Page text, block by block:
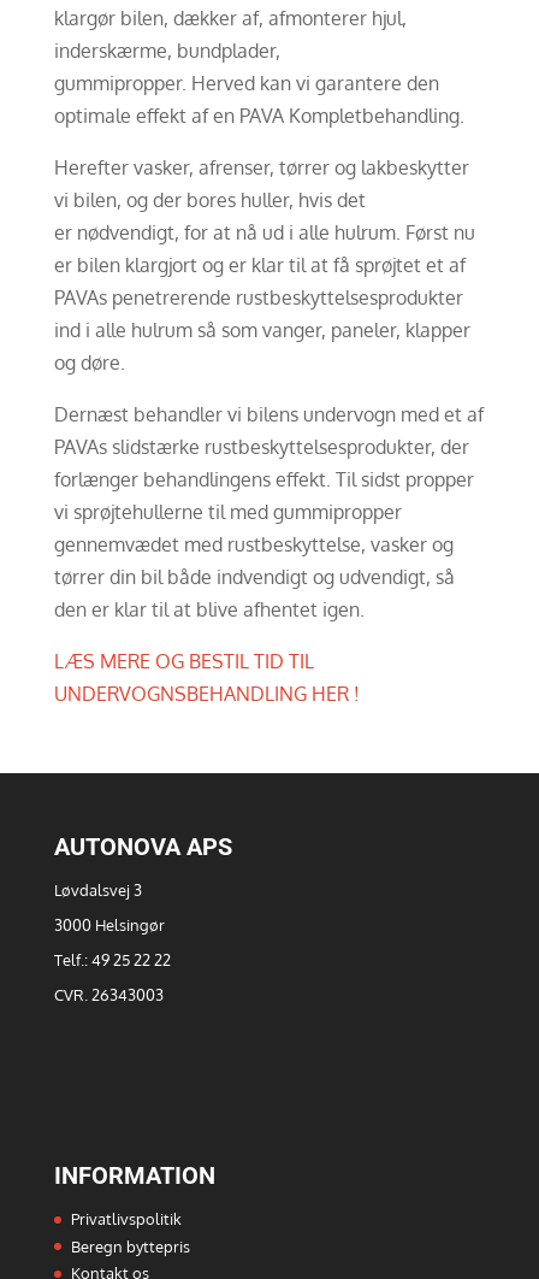
klargør bilen, dækker af, afmonterer hjul,
inderskærme, bundplader,
gummipropper. Herved kan vi garantere den
optimale effekt af en PAVA Kompletbehandling.
Herefter vasker, afrenser, tørrer og lakbeskytter
vi bilen, og der bores huller, hvis det
er nødvendigt, for at nå ud i alle hulrum. Først nu
er bilen klargjort og er klar til at få sprøjtet et af
PAVAs penetrerende rustbeskyttelsesprodukter
ind i alle hulrum så som vanger, paneler, klapper
og døre.
Dernæst behandler vi bilens undervogn med et af
PAVAs slidstærke rustbeskyttelsesprodukter, der
forlænger behandlingens effekt. Til sidst propper
vi sprøjtehullerne til med gummipropper
gennemvædet med rustbeskyttelse, vasker og
tørrer din bil både indvendigt og udvendigt, så
den er klar til at blive afhentet igen.
LÆS MERE OG BESTIL TID TIL
UNDERVOGNSBEHANDLING HER !
AUTONOVA APS
Løvdalsvej 3
3000 Helsingør
Telf.: 49 25 22 22
CVR. 26343003
INFORMATION
Privatlivspolitik
Beregn byttepris
Kontakt os